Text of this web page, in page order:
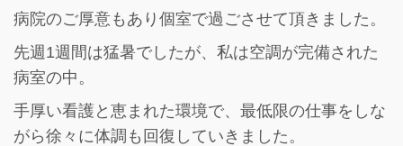
病院のご厚意もあり個室で過ごさせて頂きました。
先週1週間は猛暑でしたが、私は空調が完備された
病室の中。
手厚い看護と恵まれた環境で、最低限の仕事をしな
がら徐々に体調も回復していきました。